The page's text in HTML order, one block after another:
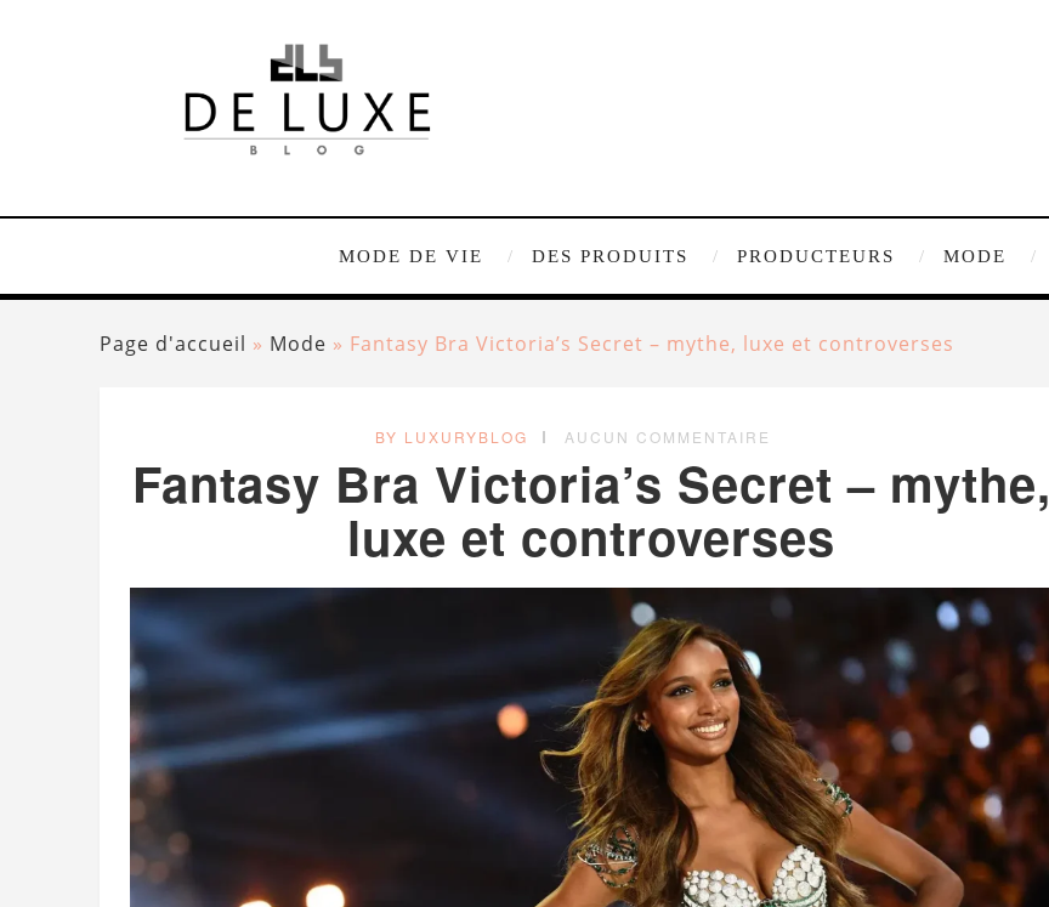
MODE DE VIE DES PRODUITS PRODUCTEURS MODE
Page d'accueil » Mode » Fantasy Bra Victoria’s Secret – mythe, luxe et controverses
BY LUXURYBLOG AUCUN COMMENTAIRE
Fantasy Bra Victoria’s Secret – mythe,
luxe et controverses